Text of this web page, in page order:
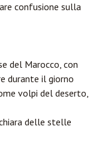
confusione sulla
del Marocco, con
durante il giorno
volpi del deserto,
delle stelle